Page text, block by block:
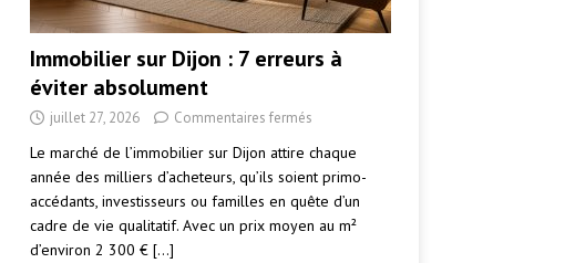
Immobilier sur Dijon : 7 erreurs à
éviter absolument
juillet 27, 2026 Commentaires fermés
Le marché de l’immobilier sur Dijon attire chaque
année des milliers d’acheteurs, qu’ils soient primo-
accédants, investisseurs ou familles en quête d’un
cadre de vie qualitatif. Avec un prix moyen au m²
d’environ 2 300 € […]